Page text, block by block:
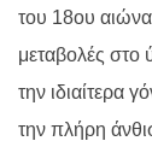
του 18ου αιώνα.
μεταβολές στο
την ιδιαίτερα
την πλήρη